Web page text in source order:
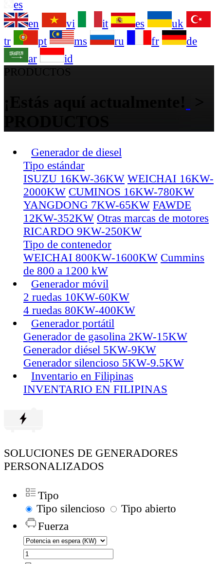
es
en
vi it es
uk
tr
pt ms ru fr
de
ar
id
PRODUCTOS
Generador de diesel
Tipo estándar
ISUZU 16KW-36KW WEICHAI 16KW-
2000KW CUMINOS 16KW-780KW
YANGDONG 7KW-65KW FAWDE
12KW-352KW Otras marcas de motores
RICARDO 9KW-250KW
Tipo de contenedor
WEICHAI 800KW-1600KW Cummins
de 800 a 1200 kW
Generador móvil
2 ruedas 10KW-60KW
4 ruedas 80KW-400KW
Generador portátil
Generador de gasolina 2KW-15KW
Generador diésel 5KW-9KW
Generador silencioso 5KW-9.5KW
Inventario en Filipinas
INVENTARIO EN FILIPINAS
SOLUCIONES DE GENERADORES
PERSONALIZADOS
Tipo
Tipo silencioso
Tipo abierto
Fuerza